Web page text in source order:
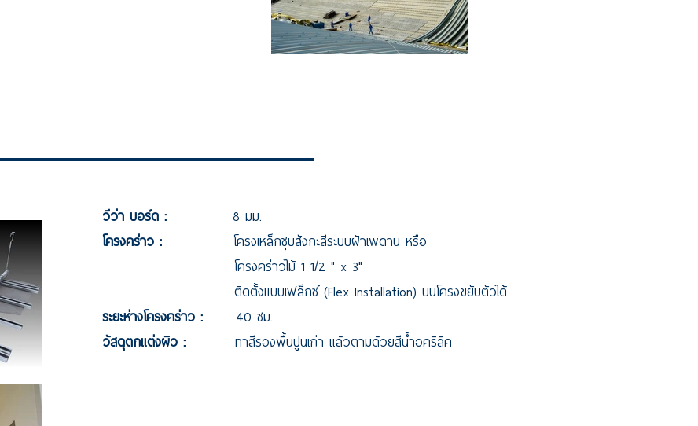
วีว่า บอร์ด : 8 มม.
โครงคร่าว : โครงเหล็กชุบสังกะสีระบบฝ้าเพดาน หรือ
โครงคร่าวไม้ 1 1/2 " x 3"
ติดตั้งแบบเฟล็กซ์ (Flex Installation) บนโครงขยับตัวได้
ระยะห่างโครงคร่าว : 40 ซม.
วัสดุตกแต่งผิว : ทาสีรองพื้นปูนเก่า แล้วตามด้วยสีน้ำอคริลิค